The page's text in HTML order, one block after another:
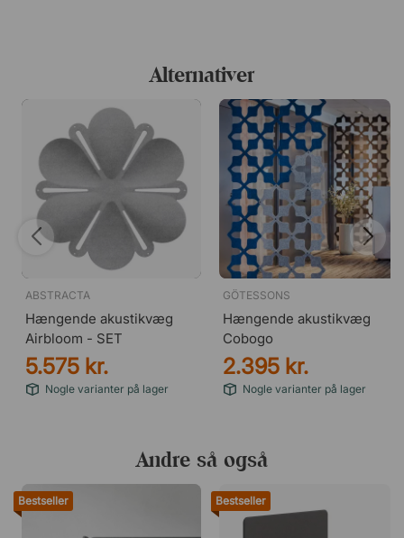
Alternativer
ABSTRACTA
Hængende akustikvæg
Airbloom - SET
5.575 kr.
Nogle varianter på lager
GÖTESSONS
Hængende akustikvæg
Cobogo
2.395 kr.
Nogle varianter på lager
Andre så også
Bestseller Bestseller